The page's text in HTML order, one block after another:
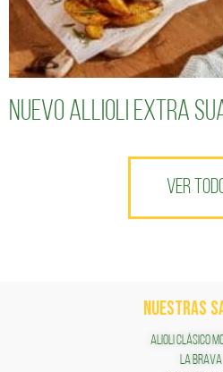
Nuevo Allioli Extra
VER
NUESTRAS
ALIOLI CLÁSICO
LA BRAVA